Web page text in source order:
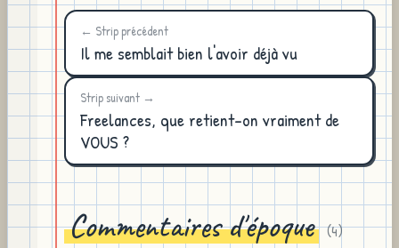
← Strip précédent
Il me semblait bien l'avoir déjà vu
Strip suivant →
Freelances, que retient-on vraiment de
VOUS ?
Commentaires d'époque (4)